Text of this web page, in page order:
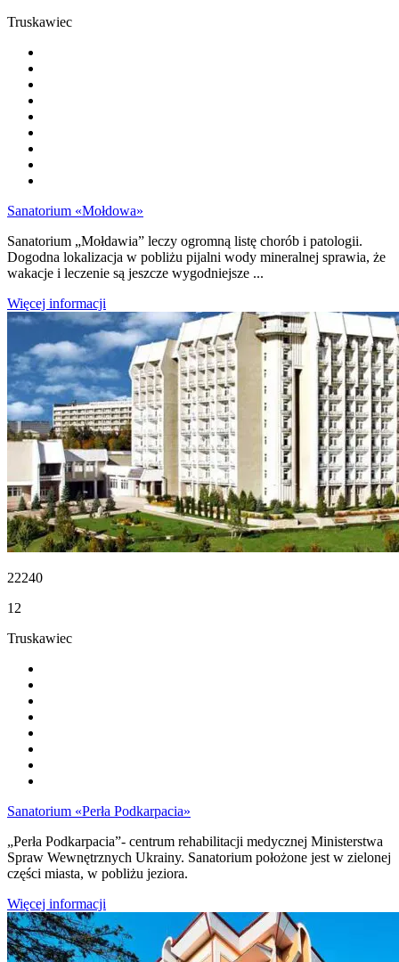
Truskawiec
Sanatorium «Mołdowa»
Sanatorium „Mołdawia” leczy ogromną listę chorób i patologii.
Dogodna lokalizacja w pobliżu pijalni wody mineralnej sprawia, że ​​
wakacje i leczenie są jeszcze wygodniejsze ...
Więcej informacji
22240
12
Truskawiec
Sanatorium «Perła Podkarpacia»
„Perła Podkarpacia”- centrum rehabilitacji medycznej Ministerstwa
Spraw Wewnętrznych Ukrainy. Sanatorium położone jest w zielonej
części miasta, w pobliżu jeziora.
Więcej informacji